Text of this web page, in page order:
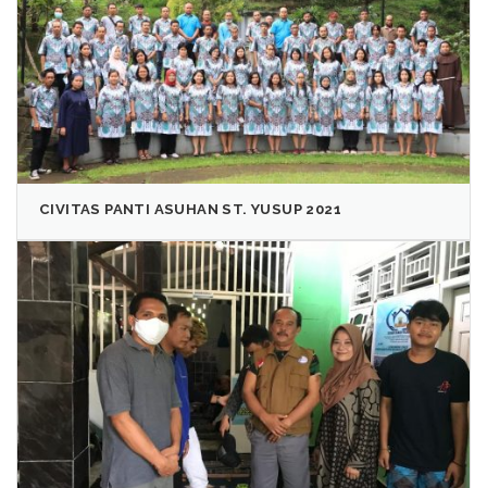
CIVITAS PANTI ASUHAN ST. YUSUP 2021